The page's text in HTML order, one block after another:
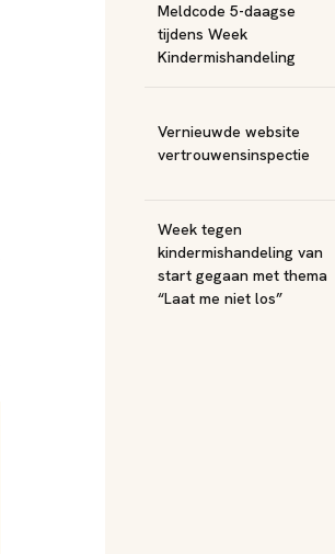
Meldcode 5-daagse
tijdens Week
Kindermishandeling
Vernieuwde website
vertrouwensinspectie
Week tegen
kindermishandeling van
start gegaan met thema
“Laat me niet los”